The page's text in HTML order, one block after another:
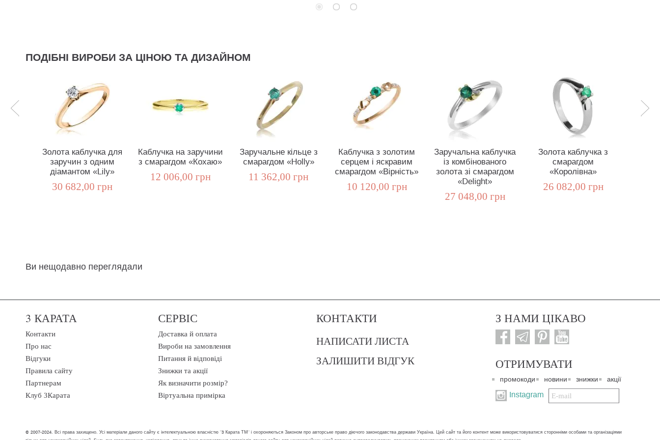
ПОДІБНІ ВИРОБИ ЗА ЦІНОЮ ТА ДИЗАЙНОМ
Золота каблучка для
заручин з одним
діамантом «Lily»
30 682,00 грн
Каблучка на заручини
з смарагдом «Кохаю»
12 006,00 грн
Заручальне кільце з
смарагдом «Holly»
11 362,00 грн
Каблучка з золотим
серцем і яскравим
смарагдом «Вірність»
10 120,00 грн
Заручальна каблучка
із комбінованого
золота зі смарагдом
«Delight»
27 048,00 грн
Золота каблучка з
смарагдом
«Королівна»
26 082,00 грн
Ви нещодавно переглядали
3 КАРАТА
Контакти
Про нас
Відгуки
Правила сайту
Партнерам
Клуб 3Карата
СЕРВІС
Доставка й оплата
Вироби на замовлення
Питання й відповіді
Знижки та акції
Як визначити розмір?
Віртуальна примірка
КОНТАКТИ
НАПИСАТИ ЛИСТА
ЗАЛИШИТИ ВІДГУК
З НАМИ ЦІКАВО
ОТРИМУВАТИ
промокоди новини знижки акції
Instagram
Подписаться
на
© 2007-2024. Всі права захищено. Усі матеріали даного сайту є інтелектуальною власністю "3 Карата ТМ" і охороняються Законом про авторське право діючого законодавства держави Україна. Цей сайт та його контент може використовуватися сторонніми особами та організаціями